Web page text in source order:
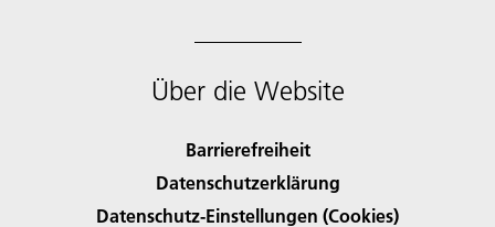
Über die Website
Barrierefreiheit
Datenschutzerklärung
Datenschutz-Einstellungen (Cookies)